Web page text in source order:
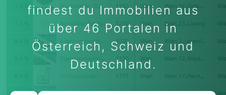
findest du Immobilien aus
über 46 Portalen in
Österreich, Schweiz und
Deutschland.